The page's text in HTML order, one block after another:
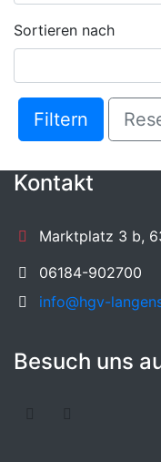
Sortieren nach
Filtern
Kontakt
Marktplatz 3 b,
06184-902700
info@hgv-
Besuch uns